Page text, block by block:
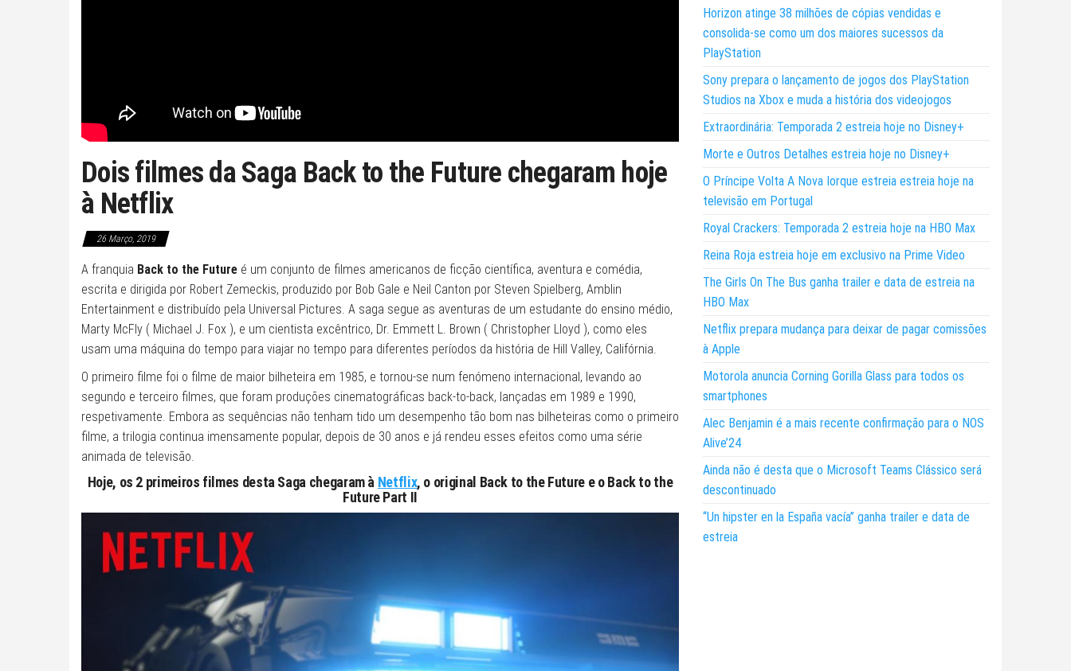
Dois filmes da Saga Back to the Future chegaram hoje
à Netflix
26 Março, 2019
A franquia Back to the Future é um conjunto de filmes americanos de ficção científica, aventura e comédia,
escrita e dirigida por Robert Zemeckis, produzido por Bob Gale e Neil Canton por Steven Spielberg, Amblin
Entertainment e distribuído pela Universal Pictures. A saga segue as aventuras de um estudante do ensino médio,
Marty McFly ( Michael J. Fox ), e um cientista excêntrico, Dr. Emmett L. Brown ( Christopher Lloyd ), como eles
usam uma máquina do tempo para viajar no tempo para diferentes períodos da história de Hill Valley, Califórnia.
O primeiro filme foi o filme de maior bilheteira em 1985, e tornou-se num fenómeno internacional, levando ao
segundo e terceiro filmes, que foram produções cinematográficas back-to-back, lançadas em 1989 e 1990,
respetivamente. Embora as sequências não tenham tido um desempenho tão bom nas bilheteiras como o primeiro
filme, a trilogia continua imensamente popular, depois de 30 anos e já rendeu esses efeitos como uma série
animada de televisão.
Hoje, os 2 primeiros filmes desta Saga chegaram à Netflix, o original Back to the Future e o Back to the
Future Part II
Horizon atinge 38 milhões de cópias vendidas e
consolida-se como um dos maiores sucessos da
PlayStation
Sony prepara o lançamento de jogos dos PlayStation
Studios na Xbox e muda a história dos videojogos
Extraordinária: Temporada 2 estreia hoje no Disney+
Morte e Outros Detalhes estreia hoje no Disney+
O Príncipe Volta A Nova Iorque estreia estreia hoje na
televisão em Portugal
Royal Crackers: Temporada 2 estreia hoje na HBO Max
Reina Roja estreia hoje em exclusivo na Prime Video
The Girls On The Bus ganha trailer e data de estreia na
HBO Max
Netflix prepara mudança para deixar de pagar comissões
à Apple
Motorola anuncia Corning Gorilla Glass para todos os
smartphones
Alec Benjamin é a mais recente confirmação para o NOS
Alive’24
Ainda não é desta que o Microsoft Teams Clássico será
descontinuado
“Un hipster en la España vacía” ganha trailer e data de
estreia